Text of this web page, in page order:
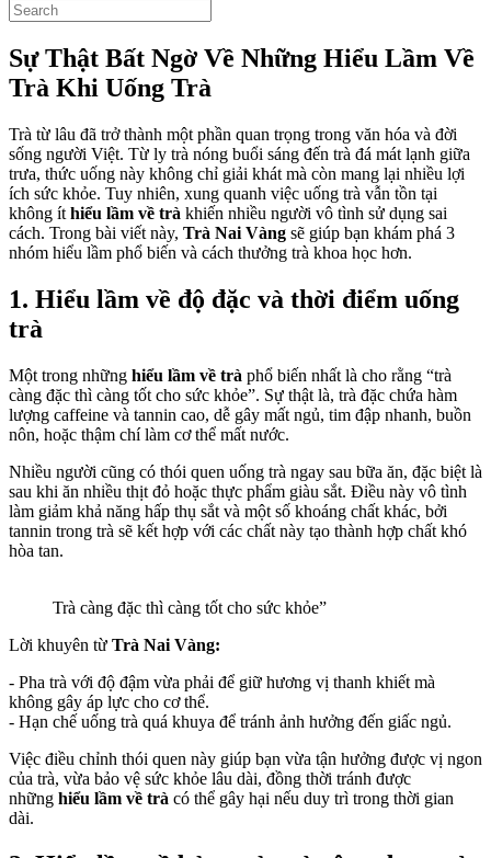
Sự Thật Bất Ngờ Về Những Hiểu Lầm Về
Trà Khi Uống Trà
Trà từ lâu đã trở thành một phần quan trọng trong văn hóa và đời
sống người Việt. Từ ly trà nóng buổi sáng đến trà đá mát lạnh giữa
trưa, thức uống này không chỉ giải khát mà còn mang lại nhiều lợi
ích sức khỏe. Tuy nhiên, xung quanh việc uống trà vẫn tồn tại
không ít hiểu lầm về trà khiến nhiều người vô tình sử dụng sai
cách. Trong bài viết này, Trà Nai Vàng sẽ giúp bạn khám phá 3
nhóm hiểu lầm phổ biến và cách thưởng trà khoa học hơn.
1. Hiểu lầm về độ đặc và thời điểm uống
trà
Một trong những hiểu lầm về trà phổ biến nhất là cho rằng “trà
càng đặc thì càng tốt cho sức khỏe”. Sự thật là, trà đặc chứa hàm
lượng caffeine và tannin cao, dễ gây mất ngủ, tim đập nhanh, buồn
nôn, hoặc thậm chí làm cơ thể mất nước.
Nhiều người cũng có thói quen uống trà ngay sau bữa ăn, đặc biệt là
sau khi ăn nhiều thịt đỏ hoặc thực phẩm giàu sắt. Điều này vô tình
làm giảm khả năng hấp thụ sắt và một số khoáng chất khác, bởi
tannin trong trà sẽ kết hợp với các chất này tạo thành hợp chất khó
hòa tan.
Trà càng đặc thì càng tốt cho sức khỏe”
Lời khuyên từ Trà Nai Vàng:
- Pha trà với độ đậm vừa phải để giữ hương vị thanh khiết mà
không gây áp lực cho cơ thể.
- Hạn chế uống trà quá khuya để tránh ảnh hưởng đến giấc ngủ.
Việc điều chỉnh thói quen này giúp bạn vừa tận hưởng được vị ngon
của trà, vừa bảo vệ sức khỏe lâu dài, đồng thời tránh được
những hiểu lầm về trà có thể gây hại nếu duy trì trong thời gian
dài.